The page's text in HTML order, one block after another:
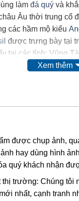
làm đá quý và
Âu thời trung cổ
các hầm mộ kiểu
được trưng bày tại
tại các tỉnh: Vũng
trong ametit và
ametit là do có lẫn
nên màu.
màu vàng , và
nhiệt”. Thạch anh
lượng cao. Các
Xem thêm
được chụp ảnh,
hay dùng hình
quý khách nhận
trường: Chúng tôi
nhất, cạnh tranh